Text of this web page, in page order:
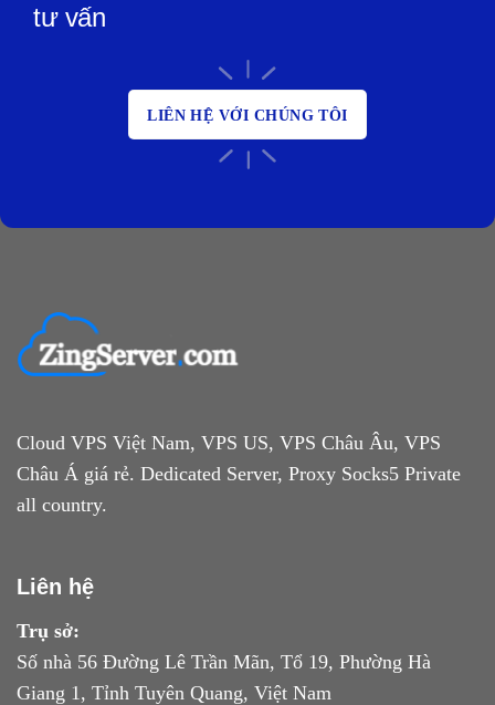
tư vấn
LIÊN HỆ VỚI CHÚNG TÔI
Cloud VPS Việt Nam, VPS US, VPS Châu Âu, VPS
Châu Á giá rẻ. Dedicated Server, Proxy Socks5 Private
all country.
Liên hệ
Trụ sở:
Số nhà 56 Đường Lê Trần Mãn, Tổ 19, Phường Hà
Giang 1, Tỉnh Tuyên Quang, Việt Nam